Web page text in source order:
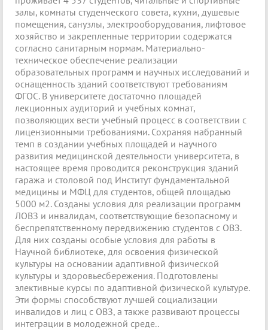
залы, комнаты студенческого совета, кухни, душевые
помещения, санузлы, электрооборудования, лифтовое
хозяйство и закрепленные территории содержатся
согласно санитарным нормам. Материально-
техническое обеспечение реализации
образовательных программ и научных исследований и
оснащенность зданий соответствуют требованиям
ФГОС. В университете достаточно площадей
лекционных аудиторий и учебных комнат,
позволяющих вести учебный процесс в соответствии с
лицензионными требованиями. Сохраняя набранный
темп в создании учебных площадей и научного
развития медицинской деятельности университета, в
настоящее время проводится реконструкция зданий
гаража и столовой под Институт фундаментальной
медицины и МФЦ для студентов, общей площадью
5000 м2. Созданы условия для реализации программ
ЛОВЗ и инвалидам, соответствующие безопасному и
беспрепятственному передвижению студентов с ОВЗ.
Для них созданы особые условия для работы в
Научной библиотеке, для освоения физической
культуры на основании адаптивной физической
культуры и здоровьесбережения. Подготовлены
элективные курсы по адаптивной физической культуре.
Эти формы способствуют лучшей социализации
инвалидов и лиц с ОВЗ, а также развивают процессы
интеграции в молодежной среде..